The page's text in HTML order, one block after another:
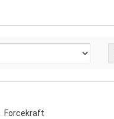
Forcekraft